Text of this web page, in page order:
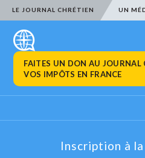
LE JOURNAL CHRÉTIEN UN
FAITES UN DON AU JOURNAL
VOS IMPÔTS EN FRANCE
Inscription à